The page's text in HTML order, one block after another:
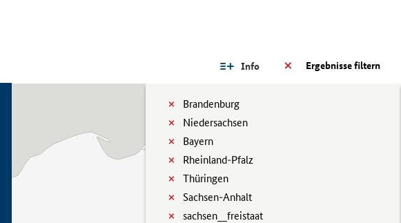
Ergebnisse filtern
Info
Brandenburg
Niedersachsen
Bayern
Rheinland-Pfalz
Thüringen
Sachsen-Anhalt
sachsen__freistaat